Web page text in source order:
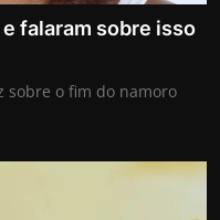
falaram sobre isso
sobre o fim do namoro